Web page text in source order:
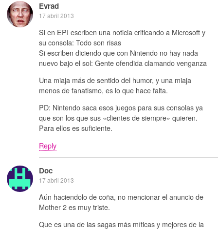
Evrad
17 abril 2013
Si en EPI escriben una noticia criticando a Microsoft y
su consola: Todo son risas
Si escriben diciendo que con Nintendo no hay nada
nuevo bajo el sol: Gente ofendida clamando venganza
Una miaja más de sentido del humor, y una miaja
menos de fanatismo, es lo que hace falta.
PD: Nintendo saca esos juegos para sus consolas ya
que son los que sus «clientes de siempre» quieren.
Para ellos es suficiente.
Reply
Doc
17 abril 2013
Aún haciendolo de coña, no mencionar el anuncio de
Mother 2 es muy triste.
Que es una de las sagas más míticas y mejores de la